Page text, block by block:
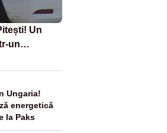
Un
un
Ungaria!
energetică
la Paks